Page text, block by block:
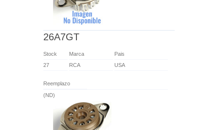
26A7GT
Stock Marca
Pais
27
RCA USA
Reemplazo
(ND)